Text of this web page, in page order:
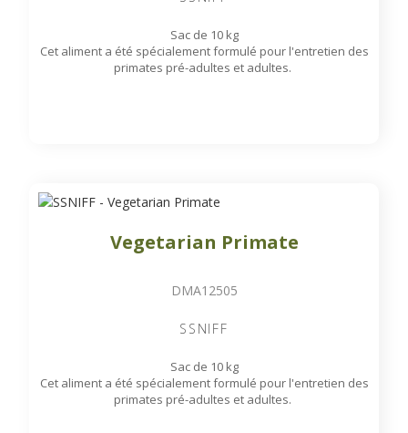
Sac de 10 kg
Cet aliment a été spécialement formulé pour l'entretien des
primates pré-adultes et adultes.
Vegetarian Primate
DMA12505
SSNIFF
Sac de 10 kg
Cet aliment a été spécialement formulé pour l'entretien des
primates pré-adultes et adultes.